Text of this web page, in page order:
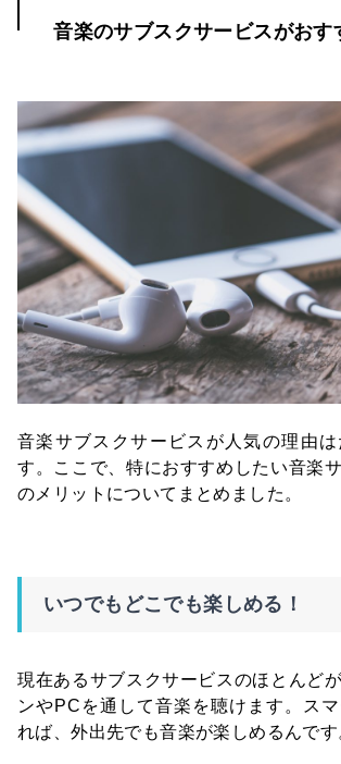
音楽のサブスクサービスがおす
音楽サブスクサービスが人気の理由は
す。ここで、特におすすめしたい音楽
のメリットについてまとめました。
いつでもどこでも楽しめる！
現在あるサブスクサービスのほとんど
ンやPCを通して音楽を聴けます。ス
れば、外出先でも音楽が楽しめるんです